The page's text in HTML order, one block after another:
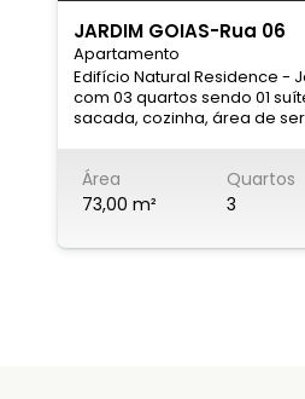
JARDIM GOIAS-Rua 06
Apartamento
Edifício Natural Residence -
com 03 quartos sendo 01
sacada, cozinha, área de
lazer completa com salão
sauna, piscina adulto e
de jogos, playground,
Área
73,00 m²
Quartos
3